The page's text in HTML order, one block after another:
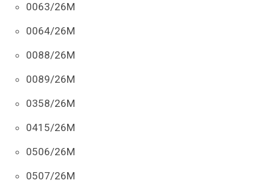
0063/26M
0064/26M
0088/26M
0089/26M
0358/26M
0415/26M
0506/26M
0507/26M